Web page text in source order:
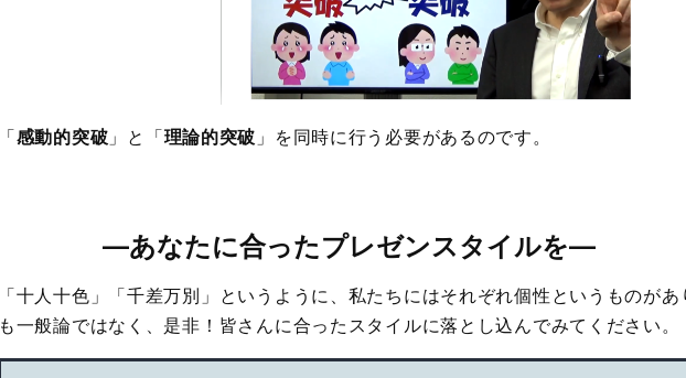
「 感動的突破 」と「 理論的突破 」を同時に行う必要があるのです。
―あなたに合ったプレゼンスタイルを―
「十人十色」「千差万別」というように、私たちにはそれぞれ個性というものが
も一般論ではなく、是非！皆さんに合ったスタイルに落とし込んでみてください。